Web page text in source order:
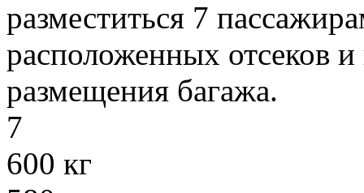
разместиться 7
расположенных отсеков
размещения багажа.
7
600 кг